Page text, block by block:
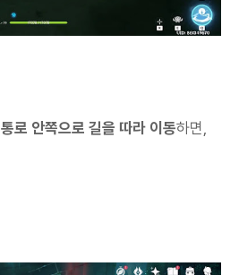
통로 안쪽으로 길을 따라 이동하면,